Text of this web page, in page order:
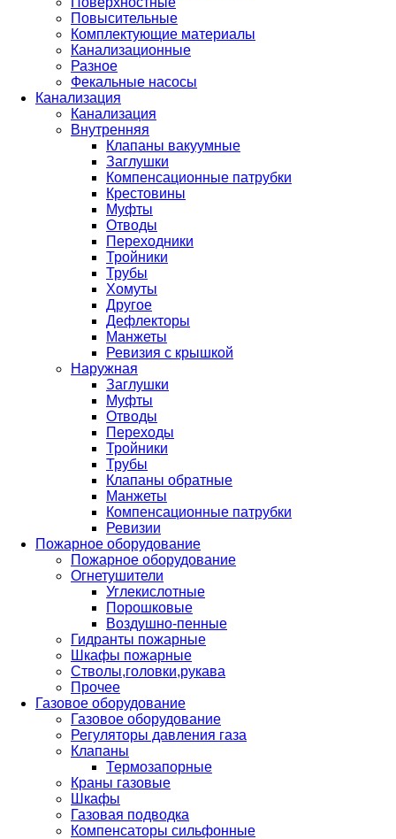
Повысительные
Комплектующие материалы
Канализационные
Разное
Фекальные насосы
Канализация
Канализация
Внутренняя
Клапаны вакуумные
Заглушки
Компенсационные патрубки
Крестовины
Муфты
Отводы
Переходники
Тройники
Трубы
Хомуты
Другое
Дефлекторы
Манжеты
Ревизия с крышкой
Наружная
Заглушки
Муфты
Отводы
Переходы
Тройники
Трубы
Клапаны обратные
Манжеты
Компенсационные патрубки
Ревизии
Пожарное оборудование
Пожарное оборудование
Огнетушители
Углекислотные
Порошковые
Воздушно-пенные
Гидранты пожарные
Шкафы пожарные
Стволы,головки,рукава
Прочее
Газовое оборудование
Газовое оборудование
Регуляторы давления газа
Клапаны
Термозапорные
Краны газовые
Шкафы
Газовая подводка
Компенсаторы сильфонные